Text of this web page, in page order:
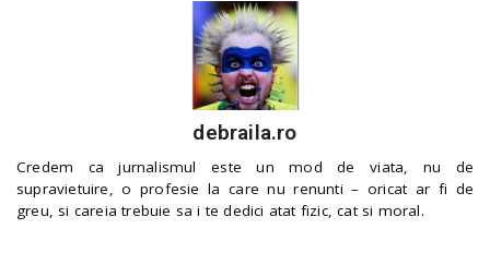
debraila.ro
Credem ca jurnalismul este un mod de viata, nu de
supravietuire, o profesie la care nu renunti – oricat ar fi de
greu, si careia trebuie sa i te dedici atat fizic, cat si moral.